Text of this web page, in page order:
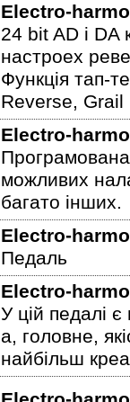
Electro-
24 bit AD і
настроех
Функція тап-
Reverse, Grail
Electro-
можливих
багато інших.
Electro-
Педаль
Electro-
У цій педалі
а, головне,
найбільш